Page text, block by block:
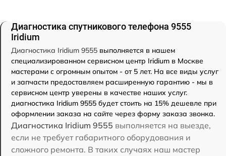
Диагностика спутникового телефона 9555
Iridium
Диагностика Iridium 9555 выполняется в нашем
специализированном сервисном центр Iridium в Москве
мастерами с огромным опытом - от 5 лет. На все виды услуг
и запчасти предоставляем расширенную гарантию - мы в
сервисном центр уверены в качестве наших услуг.
диагностика Iridium 9555 будет стоить на 15% дешевле при
оформлении заказа на сайте через форму заказа звонка.
Диагностика Iridium 9555 выполняется на выезде,
если не требует габаритного оборудования и
сложного ремонта. В таких случаях наш мастер